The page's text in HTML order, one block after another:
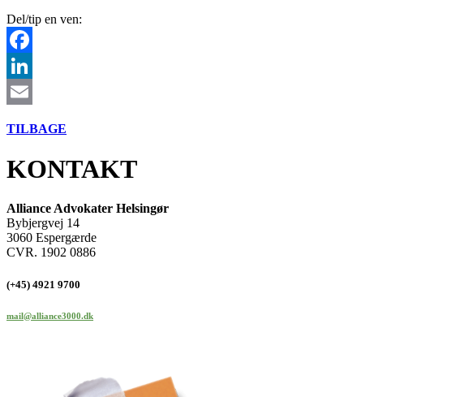
Del/tip en ven:
Facebook
LinkedIn
TILBAGE
KONTAKT
Alliance Advokater Helsingør
Bybjergvej 14
3060 Espergærde
CVR. 1902 0886
(+45) 4921 9700
mail@alliance3000.dk